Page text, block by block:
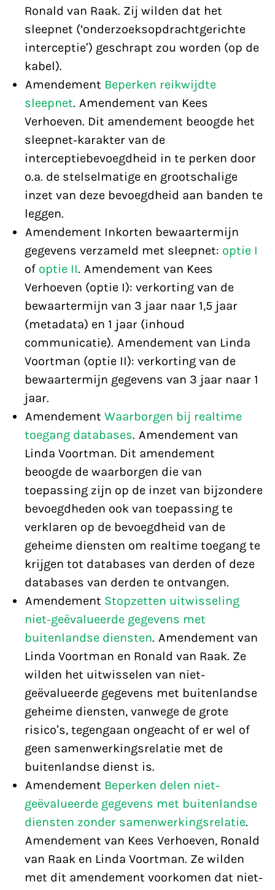
Ronald van Raak. Zij wilden dat het
sleepnet (‘onderzoeksopdrachtgerichte
interceptie’) geschrapt zou worden (op de
kabel).
Amendement Beperken reikwijdte
sleepnet. Amendement van Kees
Verhoeven. Dit amendement beoogde het
sleepnet-karakter van de
interceptiebevoegdheid in te perken door
o.a. de stelselmatige en grootschalige
inzet van deze bevoegdheid aan banden te
leggen.
Amendement Inkorten bewaartermijn
gegevens verzameld met sleepnet: optie I
of optie II. Amendement van Kees
Verhoeven (optie I): verkorting van de
bewaartermijn van 3 jaar naar 1,5 jaar
(metadata) en 1 jaar (inhoud
communicatie). Amendement van Linda
Voortman (optie II): verkorting van de
bewaartermijn gegevens van 3 jaar naar 1
jaar.
Amendement Waarborgen bij realtime
toegang databases. Amendement van
Linda Voortman. Dit amendement
beoogde de waarborgen die van
toepassing zijn op de inzet van bijzondere
bevoegdheden ook van toepassing te
verklaren op de bevoegdheid van de
geheime diensten om realtime toegang te
krijgen tot databases van derden of deze
databases van derden te ontvangen.
Amendement Stopzetten uitwisseling
niet-geëvalueerde gegevens met
buitenlandse diensten. Amendement van
Linda Voortman en Ronald van Raak. Ze
wilden het uitwisselen van niet-
geëvalueerde gegevens met buitenlandse
geheime diensten, vanwege de grote
risico’s, tegengaan ongeacht of er wel of
geen samenwerkingsrelatie met de
buitenlandse dienst is.
Amendement Beperken delen niet-
geëvalueerde gegevens met buitenlandse
diensten zonder samenwerkingsrelatie.
Amendement van Kees Verhoeven, Ronald
van Raak en Linda Voortman. Ze wilden
met dit amendement voorkomen dat niet-